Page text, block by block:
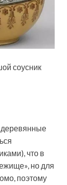
соусник
деревянные
что в
но для
поэтому